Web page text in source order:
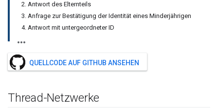
2. Antwort des Elternteils
3. Anfrage zur Bestätigung der Identität eines Minderjährigen
4. Antwort mit untergeordneter ID
QUELLCODE AUF GITHUB ANSEHEN
Thread-Netzwerke